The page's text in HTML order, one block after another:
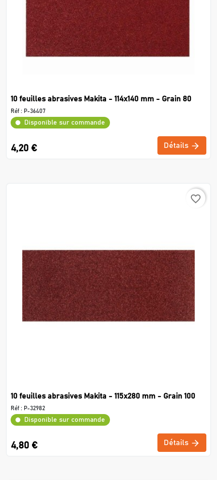
10 feuilles abrasives Makita - 114x140 mm - Grain 80
Réf : P-36407
Disponible sur commande
4,20 € Détails
favorite_border
10 feuilles abrasives Makita - 115x280 mm - Grain 100
Réf : P-32982
Disponible sur commande
4,80 € Détails